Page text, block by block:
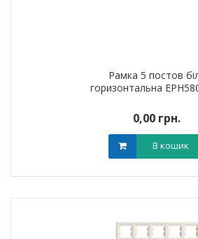
Рамка 5 постов
горизонтальна
0,00 грн.
В кошик